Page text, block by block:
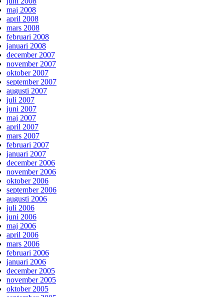
maj 2008
april 2008
mars 2008
februari 2008
januari 2008
december 2007
november 2007
oktober 2007
september 2007
augusti 2007
juli 2007
juni 2007
maj 2007
april 2007
mars 2007
februari 2007
januari 2007
december 2006
november 2006
oktober 2006
september 2006
augusti 2006
juli 2006
juni 2006
maj 2006
april 2006
mars 2006
februari 2006
januari 2006
december 2005
november 2005
oktober 2005